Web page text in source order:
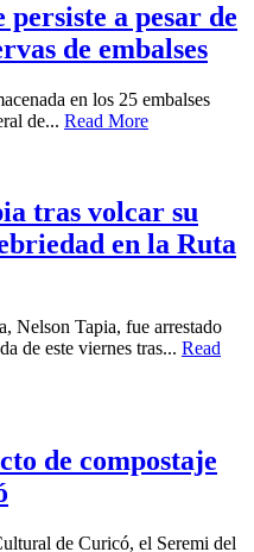
a pesar de
de embalses
en los 25 embalses
de... Read More
tras volcar su
en la Ruta
Nelson Tapia, fue arrestado
de este viernes tras... Read
de compostaje
de Curicó, el Seremi del